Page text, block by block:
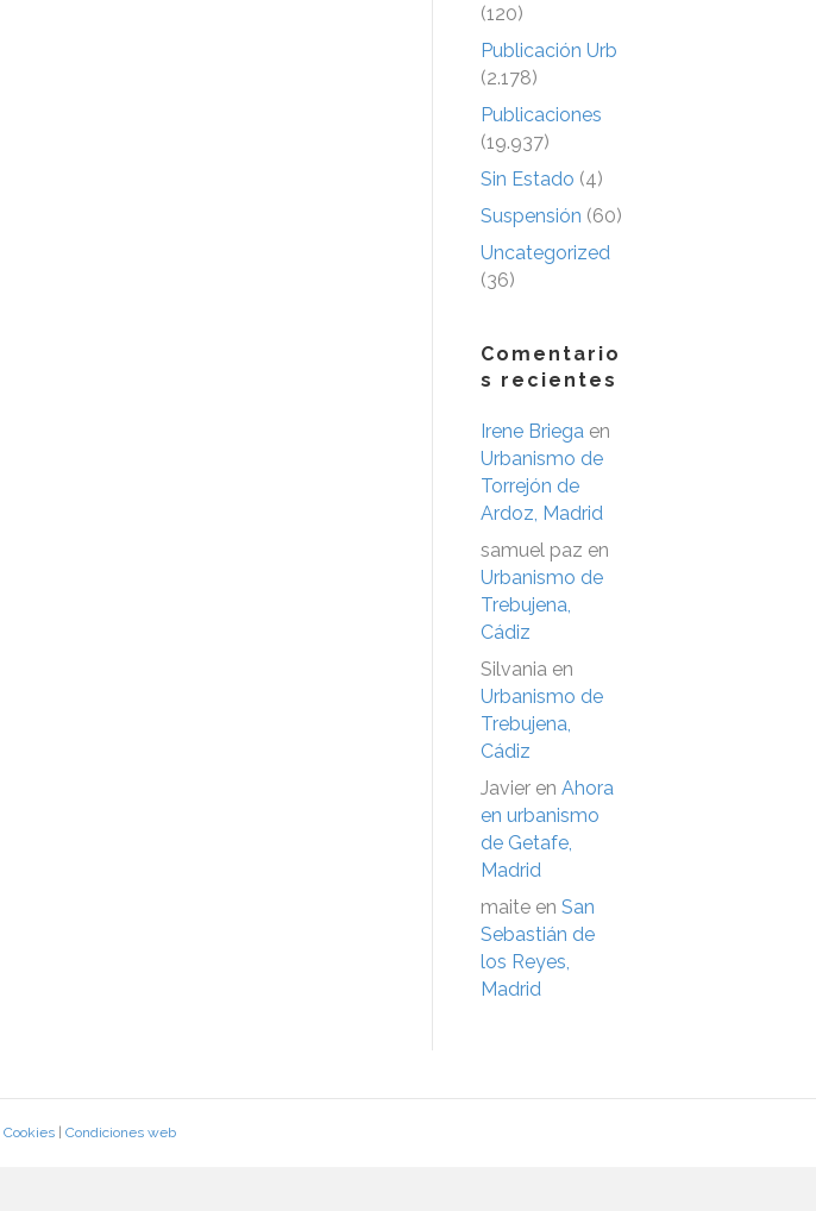
(120)
Publicación Urb
(2.178)
Publicaciones
(19.937)
Sin Estado (4)
Suspensión (60)
Uncategorized
(36)
Comentario
s recientes
Irene Briega en
Urbanismo de
Torrejón de
Ardoz, Madrid
samuel paz en
Urbanismo de
Trebujena,
Cádiz
Silvania en
Urbanismo de
Trebujena,
Cádiz
Javier en Ahora
en urbanismo
de Getafe,
Madrid
maite en San
Sebastián de
los Reyes,
Madrid
Cookies| Condiciones web